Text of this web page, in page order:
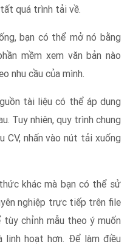
quá trình tải về.
bạn có thể mở nó bằng
mềm xem văn bản nào
nhu cầu của mình.
tài liệu có thể áp dụng
Tuy nhiên, quy trình chung
CV, nhấn vào nút tải xuống
khác mà bạn có thể sử
nghiệp trực tiếp trên file
chỉnh mẫu theo ý muốn
linh hoạt hơn. Để làm điều